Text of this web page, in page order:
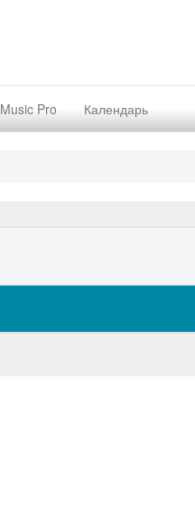
Music Pro Календарь